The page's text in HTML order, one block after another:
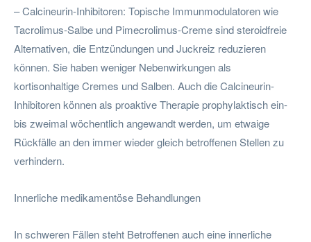
– Calcineurin-Inhibitoren: Topische Immunmodulatoren wie
Tacrolimus-Salbe und Pimecrolimus-Creme sind steroidfreie
Alternativen, die Entzündungen und Juckreiz reduzieren
können. Sie haben weniger Nebenwirkungen als
kortisonhaltige Cremes und Salben. Auch die Calcineurin-
Inhibitoren können als proaktive Therapie prophylaktisch ein-
bis zweimal wöchentlich angewandt werden, um etwaige
Rückfälle an den immer wieder gleich betroffenen Stellen zu
verhindern.
Innerliche medikamentöse Behandlungen
In schweren Fällen steht Betroffenen auch eine innerliche